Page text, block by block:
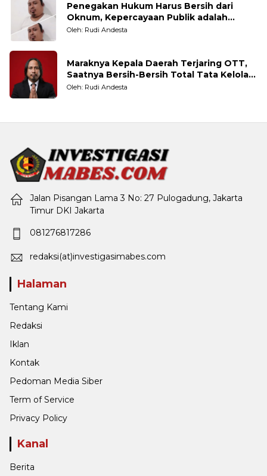
Penegakan Hukum Harus Bersih dari
Oknum, Kepercayaan Publik adalah
Taruhannya
Oleh: Rudi Andesta
Maraknya Kepala Daerah Terjaring OTT,
Saatnya Bersih-Bersih Total Tata Kelola
Pemerintahan
Oleh: Rudi Andesta
Jalan Pisangan Lama 3 No: 27 Pulogadung, Jakarta
Timur DKI Jakarta
081276817286
redaksi(at)investigasimabes.com
Halaman
Tentang Kami
Redaksi
Iklan
Kontak
Pedoman Media Siber
Term of Service
Privacy Policy
Kanal
Berita